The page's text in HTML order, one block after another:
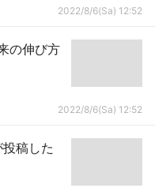
2022/8/6(Sa) 12:52
の伸び方
2022/8/6(Sa) 12:52
稿した